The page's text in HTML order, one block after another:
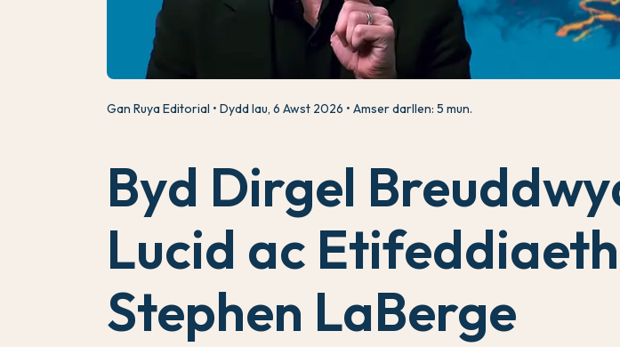
Gan Ruya Editorial Dydd Iau, 6 Awst 2026 Amser darllen: 5 mun.
Byd Dirgel
Lucid ac Etifeddiaeth
Stephen LaBerge